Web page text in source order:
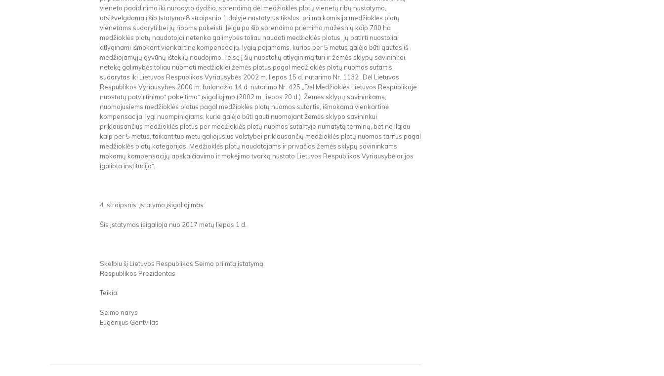
vieneto padidinimo iki nurodyto dydžio, sprendimą dėl medžioklės plotų vienetų ribų nustatymo,
atsižvelgdama į šio Įstatymo 8 straipsnio 1 dalyje nustatytus tikslus, priima komisija medžioklės plotų
vienetams sudaryti bei jų riboms pakeisti. Jeigu po šio sprendimo priėmimo mažesnių kaip 700 ha
medžioklės plotų naudotojai netenka galimybės toliau naudoti medžioklės plotus, jų patirti nuostoliai
atlyginami išmokant vienkartinę kompensaciją, lygią pajamoms, kurios per 5 metus galėjo būti gautos iš
medžiojamųjų gyvūnų išteklių naudojimo. Teisę į šių nuostolių atlyginimą turi ir žemės sklypų savininkai,
netekę galimybės toliau nuomoti medžioklei žemės plotus pagal medžioklės plotų nuomos sutartis,
sudarytas iki Lietuvos Respublikos Vyriausybės 2002 m. liepos 15 d. nutarimo Nr. 1132 „Dėl Lietuvos
Respublikos Vyriausybės 2000 m. balandžio 14 d. nutarimo Nr. 425 „Dėl Medžioklės Lietuvos Respublikoje
nuostatų patvirtinimo“ pakeitimo“ įsigaliojimo (2002 m. liepos 20 d.). Žemės sklypų savininkams,
nuomojusiems medžioklės plotus pagal medžioklės plotų nuomos sutartis, išmokama vienkartinė
kompensacija, lygi nuompinigiams, kurie galėjo būti gauti nuomojant žemės sklypo savininkui
priklausančius medžioklės plotus per medžioklės plotų nuomos sutartyje numatytą terminą, bet ne ilgiau
kaip per 5 metus, taikant tuo metu galiojusius valstybei priklausančių medžioklės plotų nuomos tarifus pagal
medžioklės plotų kategorijas. Medžioklės plotų naudotojams ir privačios žemės sklypų savininkams
mokamų kompensacijų apskaičiavimo ir mokėjimo tvarką nustato Lietuvos Respublikos Vyriausybė ar jos
įgaliota institucija“.
4 straipsnis. Įstatymo įsigaliojimas
Šis įstatymas įsigalioja nuo 2017 metų liepos 1 d.
Skelbiu šį Lietuvos Respublikos Seimo priimtą įstatymą.
Respublikos Prezidentas
Teikia:
Seimo narys
Eugenijus Gentvilas